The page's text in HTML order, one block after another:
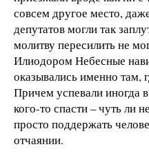
совсем другое место,
депутатов могли так
молитву пересилить не
Илиодором Небесные
оказывались именно
Причем успевали иногда
кого-то спасти – чуть ли
просто поддержать
отчаянии.